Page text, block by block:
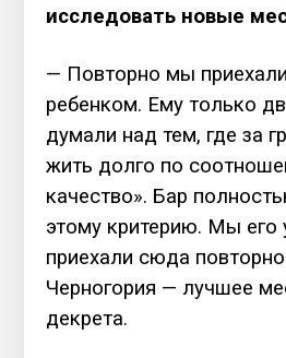
исследовать новые
— Повторно мы
ребенком. Ему только
думали над тем, где за
жить долго по
качество». Бар
этому критерию. Мы его
приехали сюда
Черногория — лучшее
декрета.